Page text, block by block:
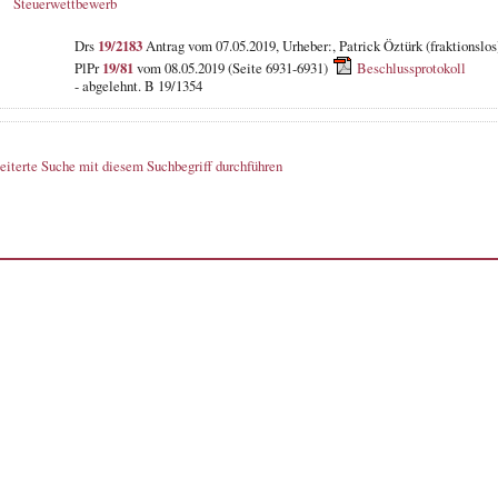
Drs 19/2183Antrag vom 07.05.2019, Urheber:, Patrick Öztürk
PlPr19/81vom 08.05.2019 (Seite 6931-6931)
Beschlussprotokoll
- abgelehnt. B 19/1354
Suche mit diesem Suchbegriff durchführen